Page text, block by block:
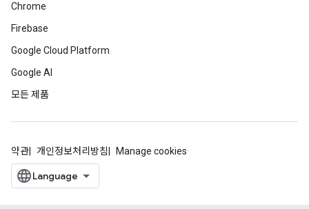
Chrome
Firebase
Google Cloud Platform
Google AI
모든 제품
약관 개인정보처리방침 Manage cookies